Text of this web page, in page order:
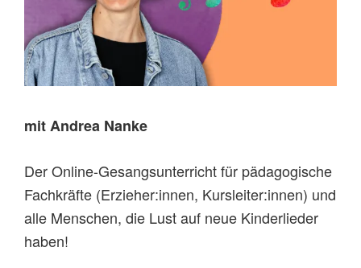
mit Andrea Nanke
Der Online-Gesangsunterricht für pädagogische
Fachkräfte (Erzieher:innen, Kursleiter:innen) und
alle Menschen, die Lust auf neue Kinderlieder
haben!